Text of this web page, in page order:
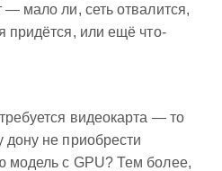
мало ли, сеть отвалится,
придётся, или ещё что-
видеокарта — то
не приобрести
модель с GPU? Тем более,